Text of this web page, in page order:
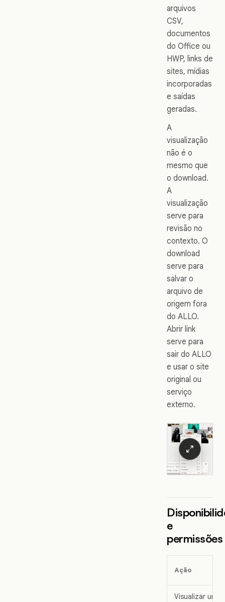
arquivos
CSV,
documentos
do Office ou
HWP, links de
sites, mídias
incorporadas
e saídas
geradas.
A
visualização
não é o
mesmo que
o download.
A
visualização
serve para
revisão no
contexto. O
download
serve para
salvar o
arquivo de
origem fora
do ALLO.
Abrir link
serve para
sair do ALLO
e usar o site
original ou
serviço
externo.
e
permissões
Ação
Visualizar um